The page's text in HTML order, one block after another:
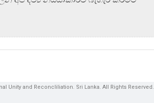
Unity and Reconcliliation. Sri Lanka. All Rights Reserved.